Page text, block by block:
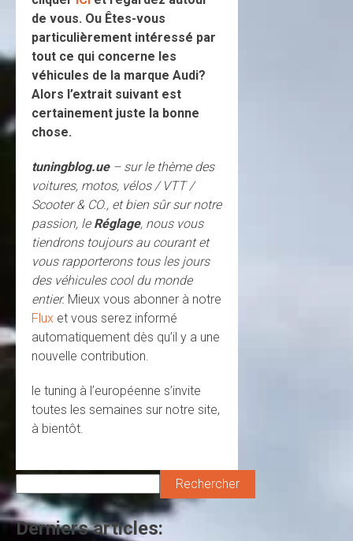
de vous. Ou Êtes-vous
particulièrement intéressé par
tout ce qui concerne les
véhicules de la marque Audi?
Alors l’extrait suivant est
certainement juste la bonne
chose.
tuningblog.ue– sur le thème des
voitures, motos, vélos / VTT /
Scooter & CO., et bien sûr sur notre
passion, le Réglage, nous vous
tiendrons toujours au courant et
vous rapporterons tous les jours
des véhicules cool du monde
entier. Mieux vous abonner à notre
Flux et vous serez informé
automatiquement dès qu’il y a une
nouvelle contribution.
le tuning à l’européenne s’invite
toutes les semaines sur notre site,
à bientôt.
Rechercher
Derniers articles: